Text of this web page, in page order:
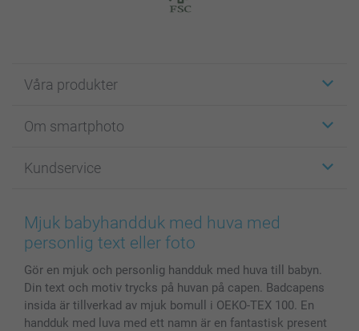
Våra produkter
Fotokort
Fotoböcker
Bilder, Fotoförstoring & Fotohäften
Skal till Mobil & Surfplatta
Fotoalmanackor & Fotoagenda
Fotoramar & Tillbehör
Presentkort
Om smartphoto
För affiliates
Cookie Policy
Sitemap
Investor Relations
Kundservice
smartgaranti
smartbonus
Status på beställningar
Mjuk babyhandduk med huva med
personlig text eller foto
Gör en mjuk och personlig handduk med huva till babyn.
Din text och motiv trycks på huvan på capen. Badcapens
insida är tillverkad av mjuk bomull i OEKO-TEX 100. En
handduk med luva med ett namn är en fantastisk present